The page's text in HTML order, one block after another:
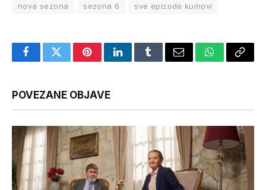
nova sezona
sezona 6 sve epizode kumovi
FacebookTwitterPinterestLinkedInTumblrEmail WhatsApp
Copy
POVEZANE OBJAVE